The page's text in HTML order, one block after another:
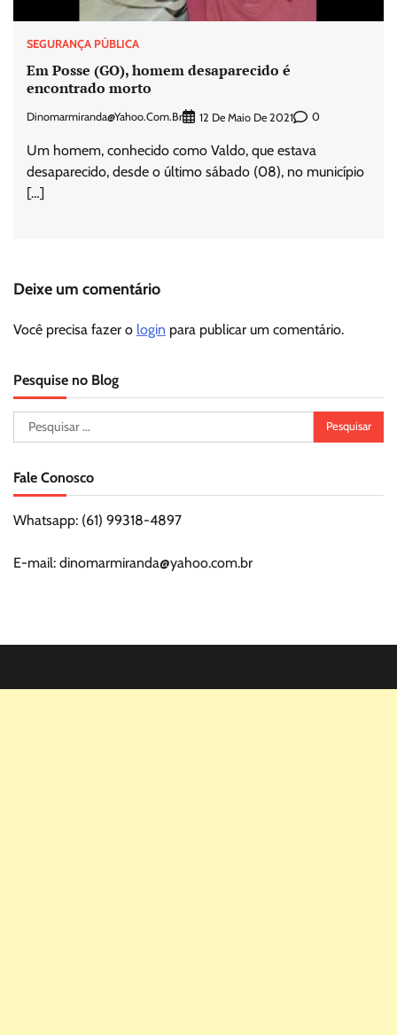
SEGURANÇA PÚBLICA
Em Posse (GO), homem desaparecido é
encontrado morto
Dinomarmiranda@yahoo.com.br 12 De Maio De 2021 0
Um homem, conhecido como Valdo, que estava
desaparecido, desde o último sábado (08), no município
[…]
Deixe um comentário
Você precisa fazer o login para publicar um comentário.
Pesquise no Blog
Pesquisar
por:
Fale Conosco
Whatsapp: (61) 99318-4897
E-mail: dinomarmiranda@yahoo.com.br